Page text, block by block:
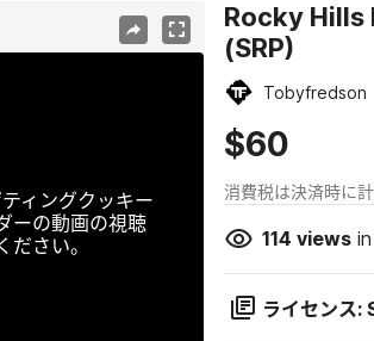
ィングクッキー
ーの動画の視聴
さい。
Rocky Hills
(SRP)
Tobyfredson
$60
消費税は決済時に
114 viewsin
ライセンス